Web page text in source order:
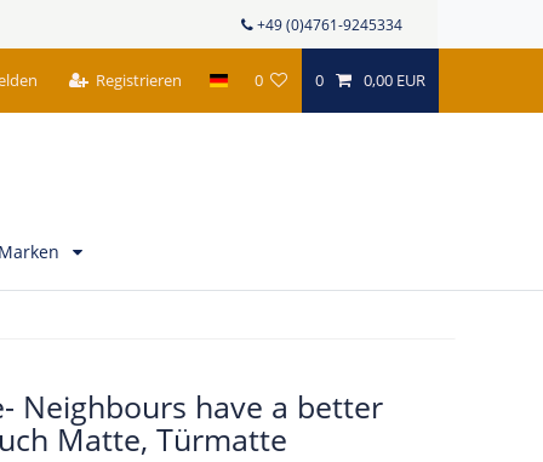
+49 (0)4761-9245334
Registrieren 0 0 0,00 EUR
Neighbours have a better
Matte, Türmatte